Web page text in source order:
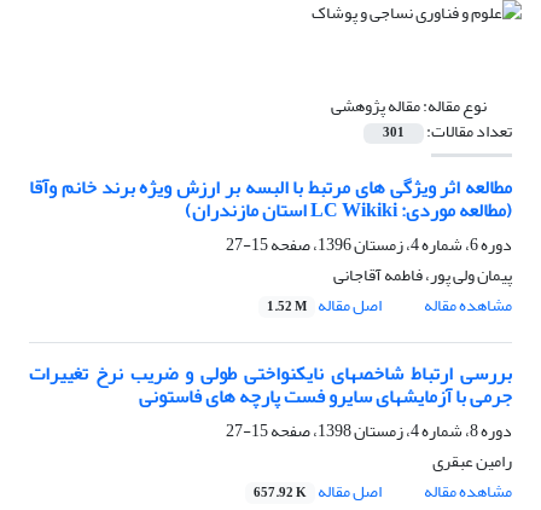
نوع مقاله:مقاله پژوهشی
تعداد مقالات: 301
مطالعه اثر ویژگی های مرتبط با البسه بر ارزش ویژه برند خانم وآقا
(مطالعه موردی: LC Wikiki استان مازندران)
دوره 6، شماره 4، زمستان 1396، صفحه
15-27
پیمان ولی پور، فاطمه آقاجانی
مشاهده مقاله
اصل مقاله 1.52 M
بررسی ارتباط شاخصهای نایکنواختی طولی و ضریب نرخ تغییرات
جرمی با آزمایشهای سایرو فست پارچه های فاستونی
دوره 8، شماره 4، زمستان 1398، صفحه
15-27
رامین عبقری
مشاهده مقاله
اصل مقاله 657.92 K